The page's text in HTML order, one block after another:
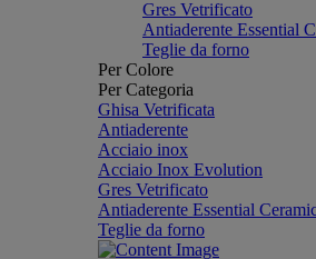
Gres Vetrificato
Antiaderente Essential
Teglie da forno
Per Colore
Per Categoria
Ghisa Vetrificata
Antiaderente
Acciaio inox
Acciaio Inox Evolution
Gres Vetrificato
Antiaderente Essential
Teglie da forno